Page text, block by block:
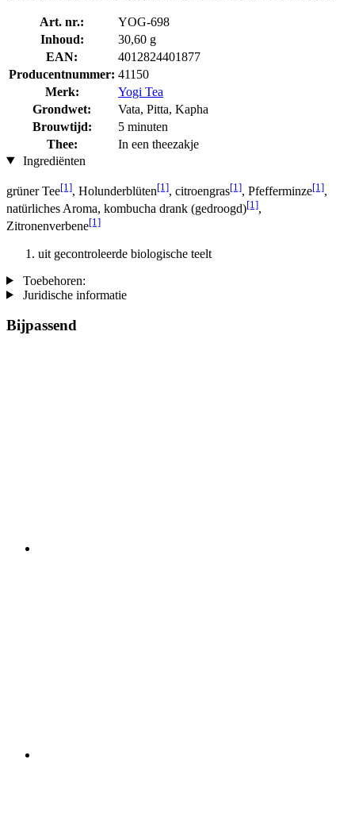
Art. nr.:
YOG-698
Inhoud:
30,60 g
EAN:
4012824401877
Producentnummer: 41150
Merk:
Yogi Tea
Grondwet:
Vata, Pitta, Kapha
Brouwtijd:
5 minuten
Thee:
In een theezakje
Ingrediënten
grüner Tee[1], Holunderblüten[1], citroengras[1], Pfefferminze[1],
natürliches Aroma, kombucha drank (gedroogd)[1],
Zitronenverbene[1]
uit gecontroleerde biologische teelt
Toebehoren:
Juridische informatie
Bijpassend